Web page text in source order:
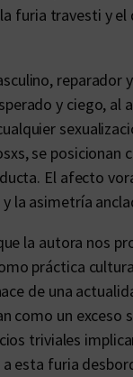
furia travesti y
reparador
y ciego,
se
El afecto
la asimetría
la autora nos
práctica
de una
como un
triviales
esta furia